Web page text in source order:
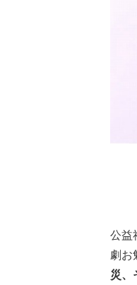
公益
劇お
災、